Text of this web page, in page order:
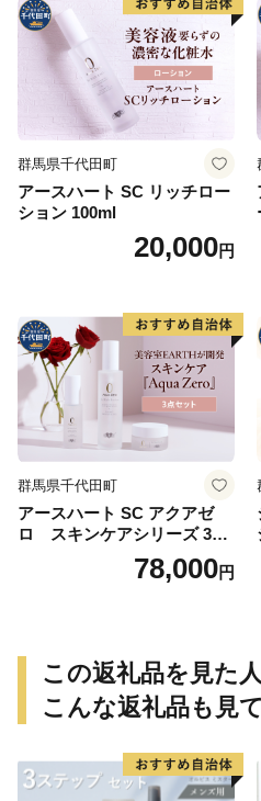
群馬県千代田町
アースハート SC リッチロー
ション 100ml
20,000円
群馬県千代田町
アースハート SC アクアゼ
ロ スキンケアシリーズ 3点
78,000円
この返礼品を見た
こんな返礼品も見